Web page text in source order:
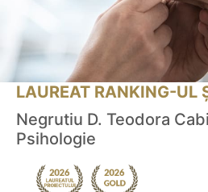
LAUREAT RANKING-UL
Negrutiu D. Teodora
Psihologie